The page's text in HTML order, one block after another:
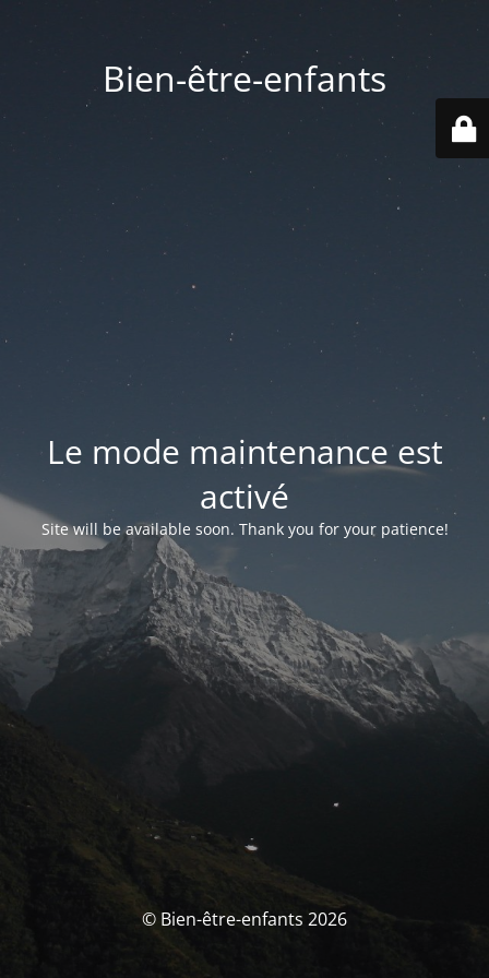
Bien-être-enfants
Le mode maintenance est
activé
Site will be available soon. Thank you for your patience!
© Bien-être-enfants 2026